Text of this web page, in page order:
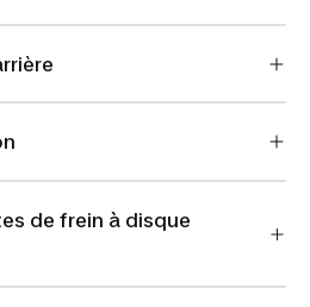
de frein à disque